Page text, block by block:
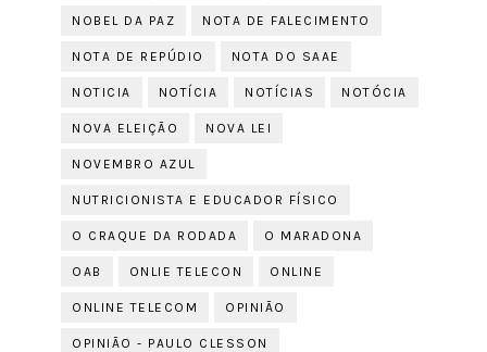
NOBEL DA PAZ NOTA DE FALECIMENTO
NOTA DE REPÚDIO NOTA DO SAAE
NOTICIA NOTÍCIA NOTÍCIAS NOTÓCIA
NOVA ELEIÇÃO NOVA LEI
NOVEMBRO AZUL
NUTRICIONISTA E EDUCADOR FÍSICO
O CRAQUE DA RODADA O MARADONA
OAB ONLIE TELECON ONLINE
ONLINE TELECOM OPINIÃO
OPINIÃO - PAULO CLESSON